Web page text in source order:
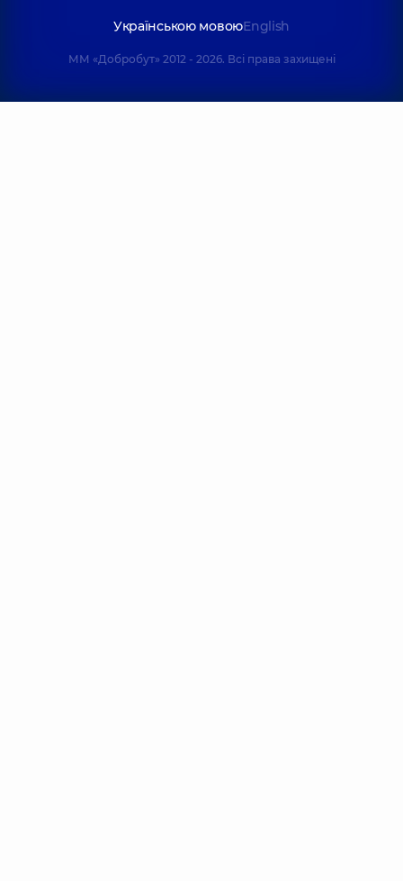
Українською мовоюEnglish
ММ «Добробут» 2012 - 2026. Всі права захищені